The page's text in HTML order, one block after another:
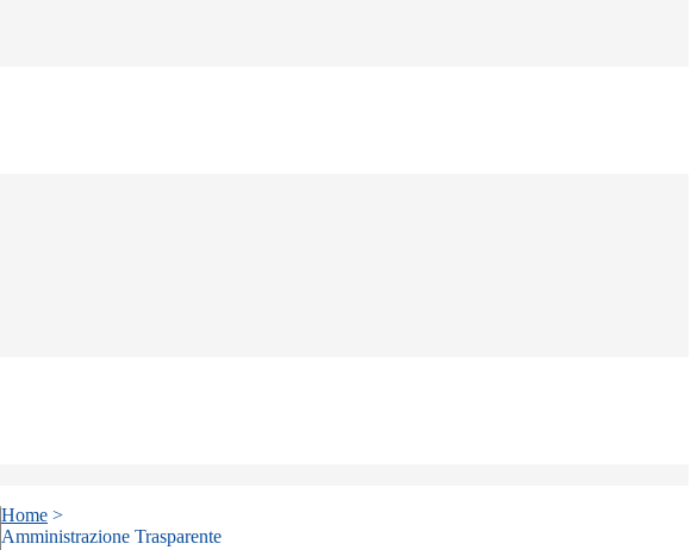
Home >
Amministrazione Trasparente